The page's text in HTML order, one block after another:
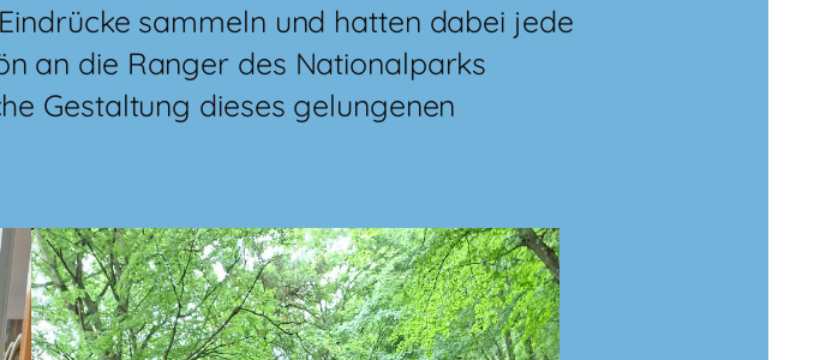
sammeln und hatten dabei jede
an die Ranger des Nationalparks
Gestaltung dieses gelungenen